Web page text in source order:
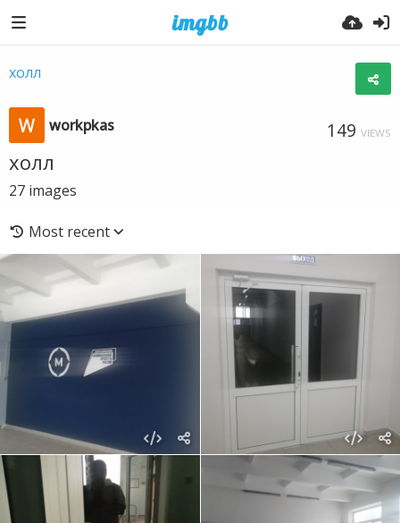
холл
workpkas 149 VIEWS
холл
27 images
Most recent